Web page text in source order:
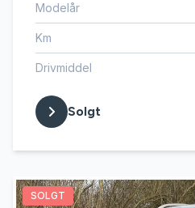
Modelår
Km
Drivmiddel
Solgt
SOLGT